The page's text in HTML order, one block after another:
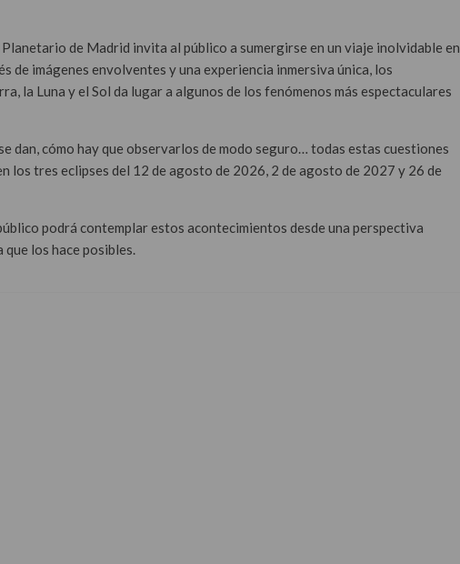
de Madrid invita al público a sumergirse en un viaje inolvidable en
de imágenes envolventes y una experiencia inmersiva única, los
la Luna y el Sol da lugar a algunos de los fenómenos más espectaculares
dan, cómo hay que observarlos de modo seguro… todas estas cuestiones
los tres eclipses del 12 de agosto de 2026, 2 de agosto de 2027 y 26 de
podrá contemplar estos acontecimientos desde una perspectiva
los hace posibles.